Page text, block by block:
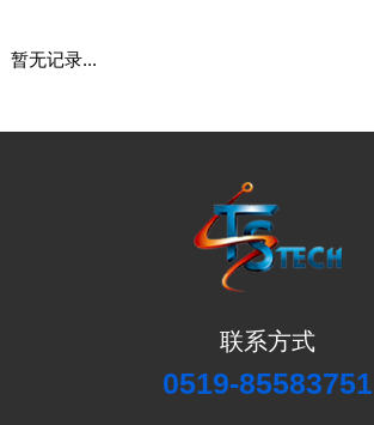
暂无记录...
联系方式
0519-85583751